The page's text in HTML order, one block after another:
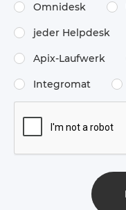
Omnidesk
jeder Helpdesk
Apix-Laufwerk
Integromat